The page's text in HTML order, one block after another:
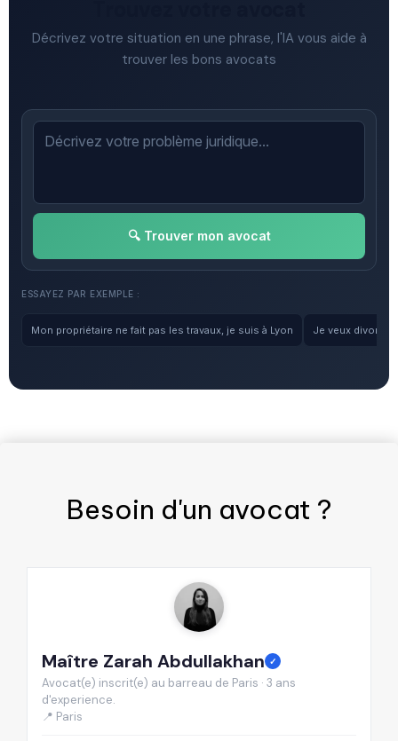
Décrivez votre situation en une phrase, l'IA vous aide à
trouver les bons avocats
🔍 Trouver mon avocat
ESSAYEZ PAR EXEMPLE :
Mon propriétaire ne fait pas les travaux, je suis à Lyon Je veux
Besoin d'un avocat ?
Maître Zarah Abdullakhan ✓
Avocat(e) inscrit(e) au barreau de Paris · 3 ans
d'experience.
📍 Paris